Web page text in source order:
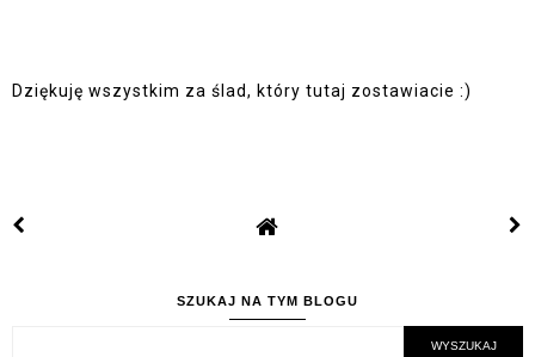
Dziękuję wszystkim za ślad, który tutaj zostawiacie :)
SZUKAJ NA TYM BLOGU